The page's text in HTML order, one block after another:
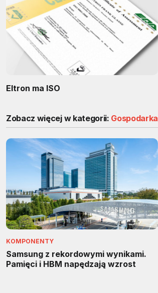
Eltron ma ISO
Zobacz więcej w kategorii: Gospodarka
KOMPONENTY
Samsung z rekordowymi wynikami.
Pamięci i HBM napędzają wzrost